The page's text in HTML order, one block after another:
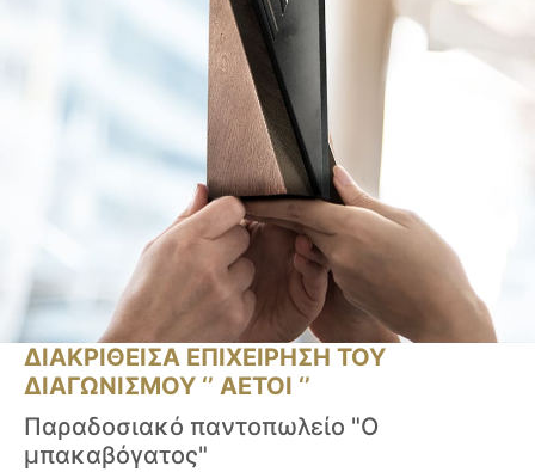
ΔΙΑΚΡΙΘΕΙΣΑ ΕΠΙΧΕΙΡΗΣΗ ΤΟΥ
ΔΙΑΓΩΝΙΣΜΟΥ ‘’ ΑΕΤΟΙ ‘’
Παραδοσιακό παντοπωλείο "Ο
μπακαβόγατος"